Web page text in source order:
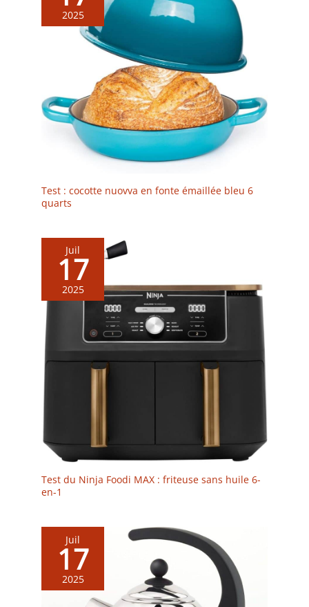
2025
Test : cocotte nuovva en fonte émaillée bleu 6
quarts
Juil
17
2025
Test du Ninja Foodi MAX : friteuse sans huile 6-
en-1
Juil
17
2025